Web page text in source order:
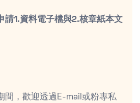
1.資料電子檔與2.核章紙本文
間，歡迎透過E-mail或粉專私